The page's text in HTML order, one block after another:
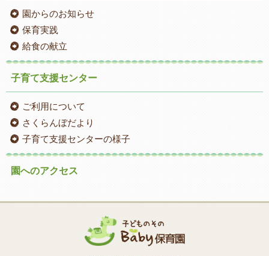
園からのお知らせ
保育実践
給食の献立
子育て支援センター
ご利用について
さくらんぼだより
子育て支援センターの様子
園へのアクセス